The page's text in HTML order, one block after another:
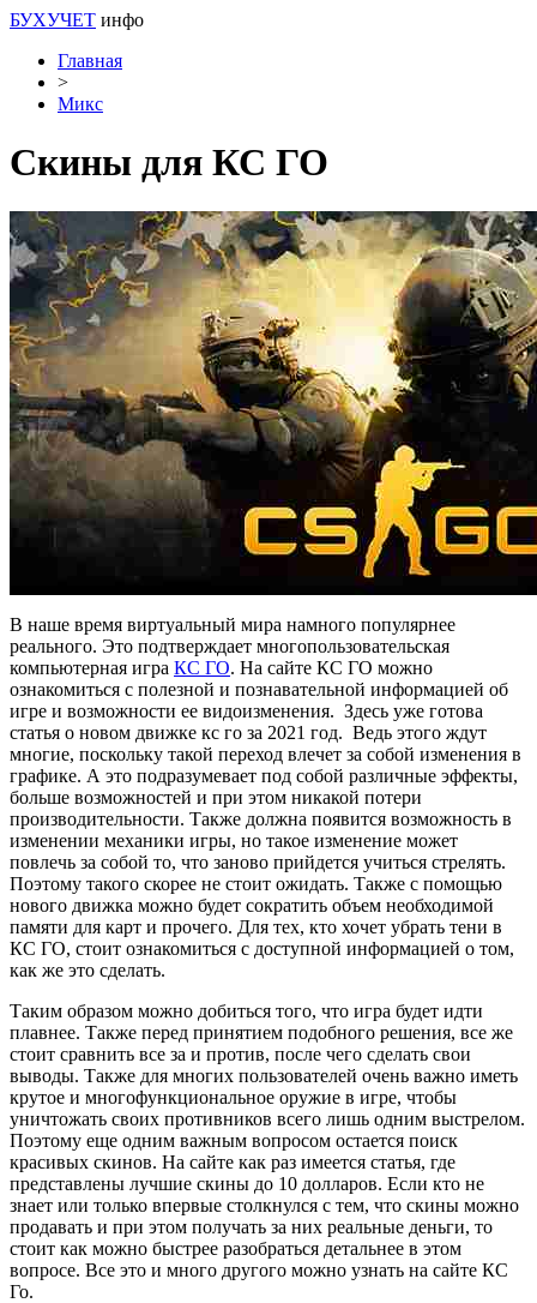
БУХУЧЕТ инфо
Главная
>
Микс
Скины для КС ГО
В наше время виртуальный мира намного популярнее
реального. Это подтверждает многопользовательская
компьютерная игра КС ГО. На сайте КС ГО можно
ознакомиться с полезной и познавательной информацией об
игре и возможности ее видоизменения. Здесь уже готова
статья о новом движке кс го за 2021 год. Ведь этого ждут
многие, поскольку такой переход влечет за собой изменения в
графике. А это подразумевает под собой различные эффекты,
больше возможностей и при этом никакой потери
производительности. Также должна появится возможность в
изменении механики игры, но такое изменение может
повлечь за собой то, что заново прийдется учиться стрелять.
Поэтому такого скорее не стоит ожидать. Также с помощью
нового движка можно будет сократить объем необходимой
памяти для карт и прочего. Для тех, кто хочет убрать тени в
КС ГО, стоит ознакомиться с доступной информацией о том,
как же это сделать.
Таким образом можно добиться того, что игра будет идти
плавнее. Также перед принятием подобного решения, все же
стоит сравнить все за и против, после чего сделать свои
выводы. Также для многих пользователей очень важно иметь
крутое и многофункциональное оружие в игре, чтобы
уничтожать своих противников всего лишь одним выстрелом.
Поэтому еще одним важным вопросом остается поиск
красивых скинов. На сайте как раз имеется статья, где
представлены лучшие скины до 10 долларов. Если кто не
знает или только впервые столкнулся с тем, что скины можно
продавать и при этом получать за них реальные деньги, то
стоит как можно быстрее разобраться детальнее в этом
вопросе. Все это и много другого можно узнать на сайте КС
Го.